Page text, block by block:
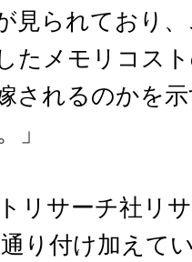
見られており
たメモリコス
されるのかを
」
リサーチ社リ
通り付け加えて